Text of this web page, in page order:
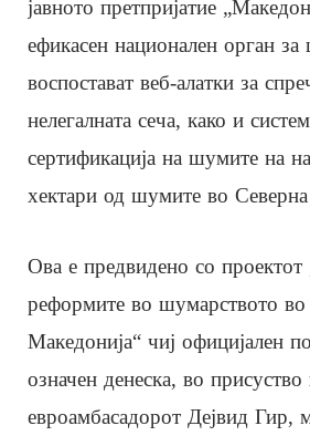
јавното претпријатие
ефикасен национален орган
воспостават веб-алатки за
нелегалната сеча, како и
сертификација на шумите на
хектари од шумите во
Ова е предвидено со
реформите во шумарството во
Македонија“ чиј официјален
означен денеска, во присуство
евроамбасадорот Дејвид Гир,